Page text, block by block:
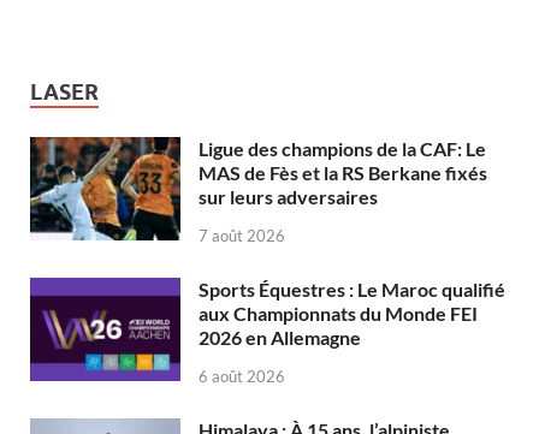
LASER
Ligue des champions de la CAF: Le
MAS de Fès et la RS Berkane fixés
sur leurs adversaires
7 août 2026
Sports Équestres : Le Maroc qualifié
aux Championnats du Monde FEI
2026 en Allemagne
6 août 2026